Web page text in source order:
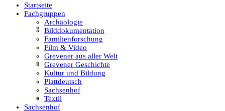
Familienforschung
Film & Video
Grevener aus aller Welt
Startseite
Fachgruppen
Archäologie
Bilddokumentation
Familienforschung
Film & Video
Grevener aus aller Welt
Grevener Geschichte
Kultur und Bildung
Plattdeutsch
Sachsenhof
Textil
Sachsenhof